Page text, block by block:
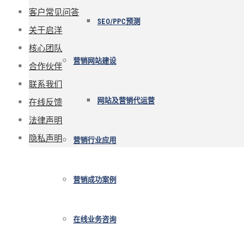
SEO/PPC预测
营销网站建设
网站及营销代运营
营销行业应用
营销成功案例
在线业务咨询
客户常见问答
关于启洋
核心团队
合作伙伴
联系我们
在线反馈
法律声明
隐私声明